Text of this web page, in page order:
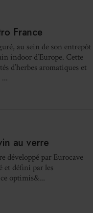
France
au sein de son entrepôt
indoor d’Europe. Cette
d’herbes aromatiques et
au verre
développé par Eurocave
et défini par les
optimis&...